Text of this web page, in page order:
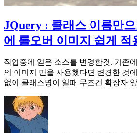
JQuery : 클래스 이름만으
에 롤오버 이미지 쉽게 적
작업중에 얻은 소스를 변경한것. 기존
의 이미지 만을 사용했다면 변경한 것
없이 클래스명이 일때 무조건 확장자